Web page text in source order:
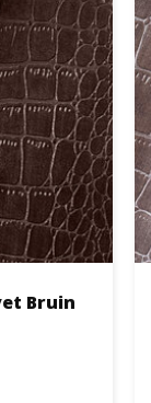
Bruin